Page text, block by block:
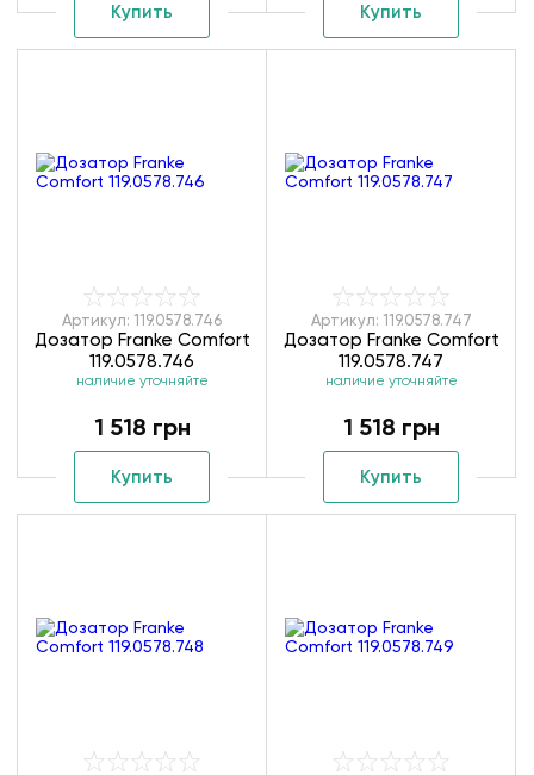
Купить Купить
Артикул: 119.0578.746
Дозатор Franke Comfort
119.0578.746
наличие уточняйте
1 518 грн
Купить
Артикул: 119.0578.747
Дозатор Franke Comfort
119.0578.747
наличие уточняйте
1 518 грн
Купить